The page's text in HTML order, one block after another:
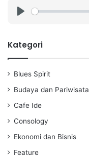
a
Kategori
Blues Spirit
Budaya dan Pariwisata
Cafe Ide
Consology
Ekonomi dan Bisnis
Feature